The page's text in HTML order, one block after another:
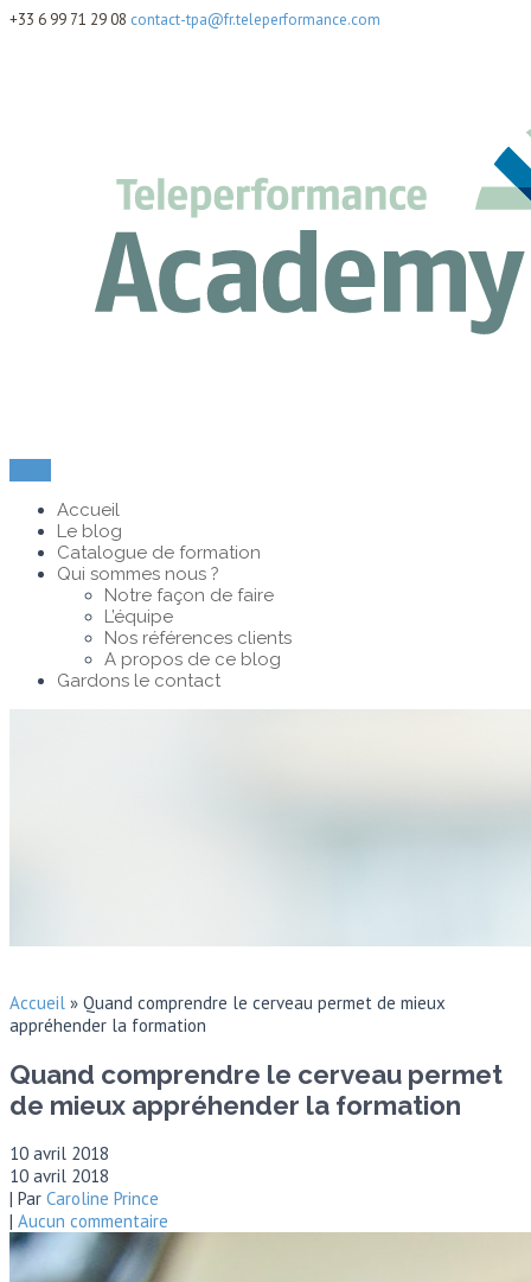
+33 6 99 71 29 08 contact-tpa@fr.teleperformance.com
Accueil
Le blog
Catalogue de formation
Qui sommes nous ?
Notre façon de faire
L’équipe
Nos références clients
A propos de ce blog
Gardons le contact
Accueil » Quand comprendre le cerveau permet de mieux
appréhender la formation
Quand comprendre le cerveau permet
de mieux appréhender la formation
10 avril 2018
10 avril 2018
| Par Caroline Prince
| Aucun commentaire